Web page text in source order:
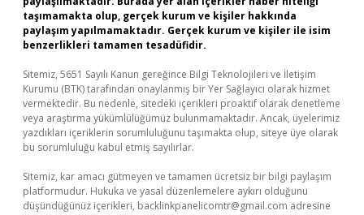
taşımamakta olup, gerçek kurum ve kişiler hakkında
paylaşım yapılmamaktadır. Gerçek kurum ve kişiler ile isim
benzerlikleri tamamen tesadüfidir.
Sitemiz, 5651 Sayılı Kanun gereğince Bilgi Teknolojileri ve İletişim
Kurumu (BTK) tarafından onaylanmış bir Yer Sağlayıcı olarak hizmet
vermektedir. Bu nedenle, sitedeki içerikleri proaktif olarak denetleme
veya araştırma yükümlülüğümüz bulunmamaktadır. Ancak, üyelerimiz
yazdıkları içeriklerin sorumluluğunu taşımakta olup, siteye üye olarak
bu sorumluluğu kabul etmiş sayılırlar.
Sitemiz, kar amacı gütmeyen ve tamamen ücretsiz bir bilgi paylaşım
platformudur. Hukuka ve yasal düzenlemelere aykırı olduğunu
düşündüğünüz içerikleri, backlinkpanelicomtr@gmail.com adresine